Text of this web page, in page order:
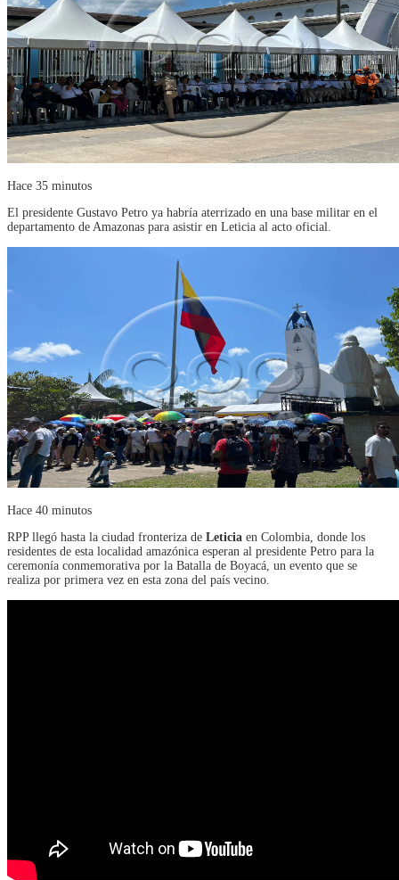
Hace 35 minutos
El presidente Gustavo Petro ya habría aterrizado en una base militar en el
departamento de Amazonas para asistir en Leticia al acto oficial.
Hace 40 minutos
RPP llegó hasta la ciudad fronteriza de Leticia en Colombia, donde los
residentes de esta localidad amazónica esperan al presidente Petro para la
ceremonía conmemorativa por la Batalla de Boyacá, un evento que se
realiza por primera vez en esta zona del país vecino.